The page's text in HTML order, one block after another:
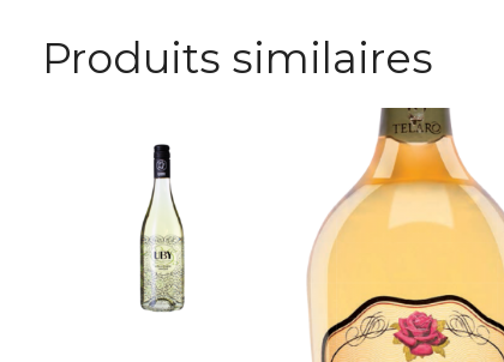
Produits similaires